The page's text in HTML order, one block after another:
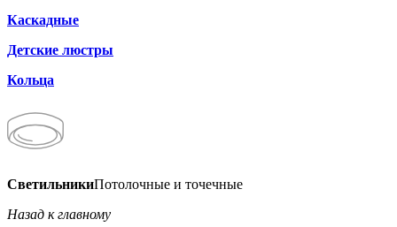
Каскадные
Детские люстры
Кольца
СветильникиПотолочные и точечные
Назад к главному